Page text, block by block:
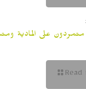
على المادية
Read